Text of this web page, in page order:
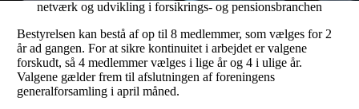
netværk og udvikling i forsikrings- og pensionsbranchen
Bestyrelsen kan bestå af op til 8 medlemmer, som vælges for 2
år ad gangen. For at sikre kontinuitet i arbejdet er valgene
forskudt, så 4 medlemmer vælges i lige år og 4 i ulige år.
Valgene gælder frem til afslutningen af foreningens
generalforsamling i april måned.